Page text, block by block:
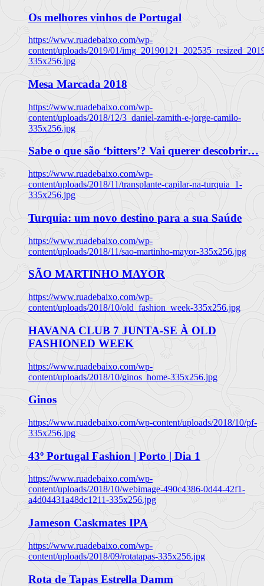
Os melhores vinhos de Portugal
https://www.ruadebaixo.com/wp-
content/uploads/2019/01/
335x256.jpg
Mesa Marcada 2018
https://www.ruadebaixo.com/wp-
content/uploads/2018/12/3_daniel-zamith-e-jorge-camilo-
335x256.jpg
Sabe o que são ‘bitters’? Vai querer descobrir…
https://www.ruadebaixo.com/wp-
content/uploads/2018/11/transplante-capilar-na-turquia_1-
335x256.jpg
Turquia: um novo destino para a sua Saúde
https://www.ruadebaixo.com/wp-
content/uploads/2018/11/sao-martinho-mayor-335x256.jpg
SÃO MARTINHO MAYOR
https://www.ruadebaixo.com/wp-
content/uploads/2018/10/old_fashion_week-335x256.jpg
HAVANA CLUB 7 JUNTA-SE À OLD
FASHIONED WEEK
https://www.ruadebaixo.com/wp-
content/uploads/2018/10/ginos_home-335x256.jpg
Ginos
https://www.ruadebaixo.com/wp-content/uploads/2018/10/pf-
335x256.jpg
43º Portugal Fashion | Porto | Dia 1
https://www.ruadebaixo.com/wp-
content/uploads/2018/10/webimage-490c4386-0d44-42f1-
a4d04431a48dc1211-335x256.jpg
Jameson Caskmates IPA
https://www.ruadebaixo.com/wp-
content/uploads/2018/09/rotatapas-335x256.jpg
Rota de Tapas Estrella Damm